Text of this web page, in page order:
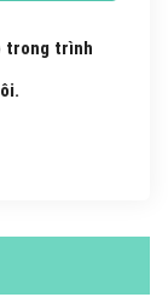
trong trình